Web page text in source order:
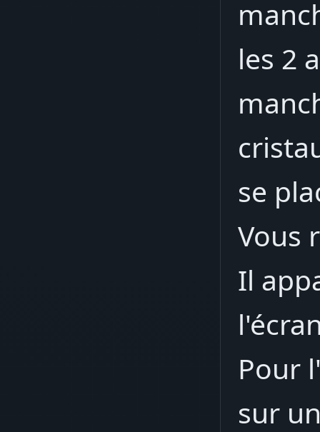
les 2
se
Vous
Il
Pour
sur